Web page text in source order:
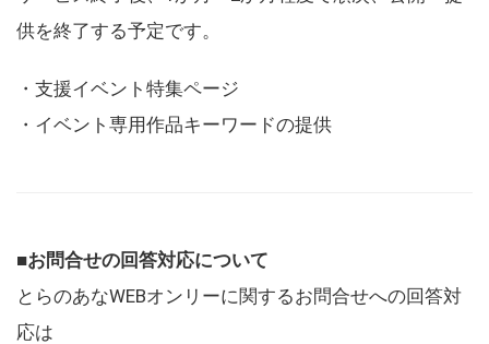
供を終了する予定です。
・支援イベント特集ページ
・イベント専用作品キーワードの提供
■お問合せの回答対応について
とらのあなWEBオンリーに関するお問合せへの回答対
応は